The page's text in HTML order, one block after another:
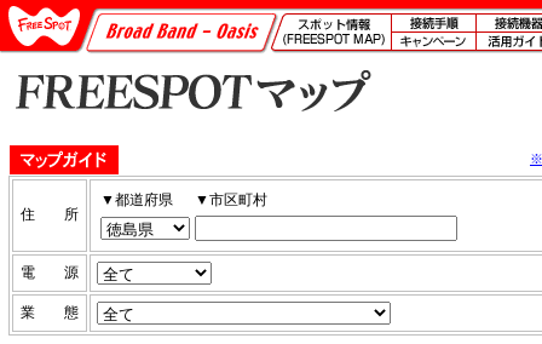
※
住 所
▼都道府県 ▼市区町村
電 源
業 態